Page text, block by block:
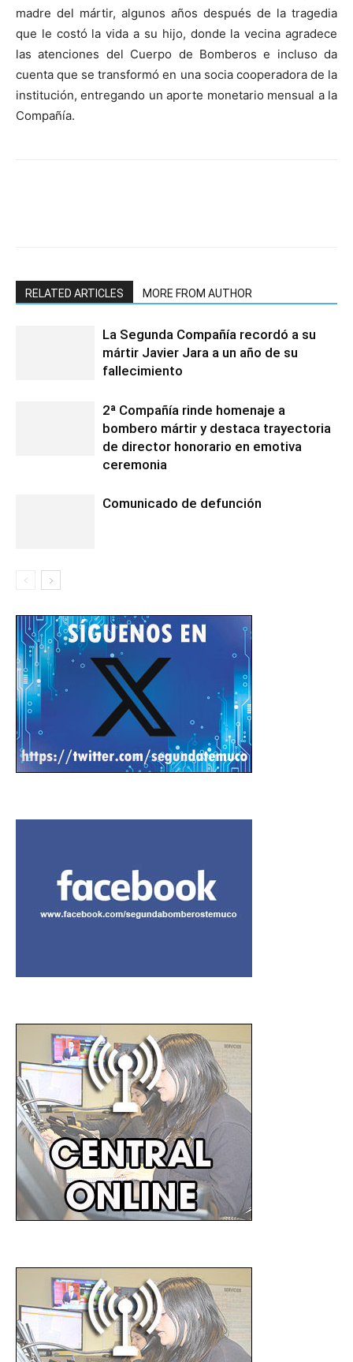
madre del mártir, algunos años después de la tragedia
que le costó la vida a su hijo, donde la vecina agradece
las atenciones del Cuerpo de Bomberos e incluso da
cuenta que se transformó en una socia cooperadora de la
institución, entregando un aporte monetario mensual a la
Compañía.
RELATED ARTICLES MORE FROM AUTHOR
La Segunda Compañía recordó a su
mártir Javier Jara a un año de su
fallecimiento
2ª Compañía rinde homenaje a
bombero mártir y destaca trayectoria
de director honorario en emotiva
ceremonia
Comunicado de defunción